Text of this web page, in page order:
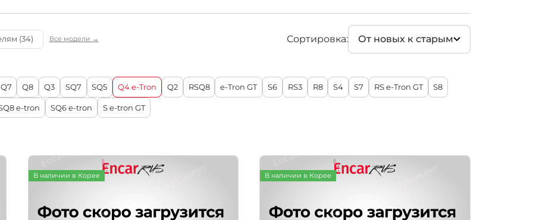
(34) Все модели → Сортировка: От новых к старым
По возрастанию цены
Q7 Q8 Q3 SQ7 SQ5 Q4 e-Tron Q2 RSQ8 e-Tron GT S6 RS3 R8 S4 S7 RS e-Tron GT S8
e-tron SQ6 e-tron S e-tron GT
В наличии в Корее В наличии в Корее